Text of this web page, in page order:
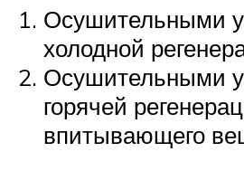
Осушительными
холодной
Осушительными
горячей
впитывающего